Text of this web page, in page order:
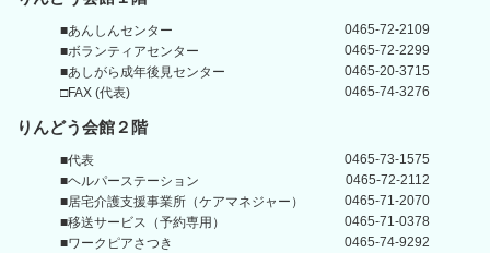
■あんしんセンター
0465-72-2109
■ボランティアセンター
0465-72-2299
■あしがら成年後見センター
0465-20-3715
□FAX (代表)
0465-74-3276
りんどう会館 ２階
■代表
0465-73-1575
■ヘルパーステーション
0465-72-2112
■居宅介護支援事業所 （ケアマネジャー）
0465-71-2070
■移送サービス（予約専用）
0465-71-0378
■ワークピアさつき
0465-74-9292